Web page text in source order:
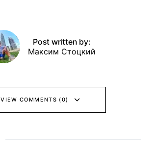
Post written by:
Максим Стоцкий
VIEW COMMENTS (0)